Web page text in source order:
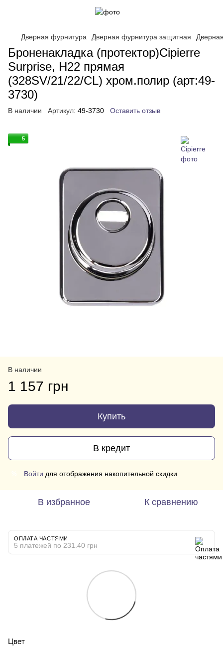
Дверная фурнитура Дверная фурнитура защитная
Броненакладка (протектор)Cipierre
Surprise, H22 прямая
(328SV/21/22/CL) хром.полир (арт:49-
3730)
В наличии Артикул: 49-3730 Оставить отзыв
5
В наличии
1 157 грн
Купить
В кредит
Войти для отображения накопительной скидки
В избранное К сравнению
ОПЛАТА ЧАСТЯМИ
5 платежей по 231.40 грн
Цвет